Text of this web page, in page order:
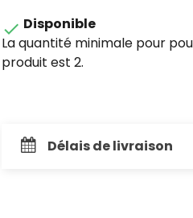
 Disponible
La quantité minimale pour
produit est 2.
Délais de livraison